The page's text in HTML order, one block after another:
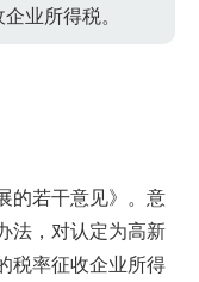
业所得税。
的若干意见》。意
法，对认定为高新
税率征收企业所得